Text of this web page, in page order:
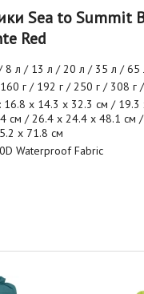
Sea to Summit
Red
/ 8 л / 13 л / 20 л / 35 л / 65
г / 192 г / 250 г / 308 г
16.8 x 14.3 x 32.3 см / 19.3
см / 26.4 x 24.4 x 48.1 см
x 71.8 см
Waterproof Fabric